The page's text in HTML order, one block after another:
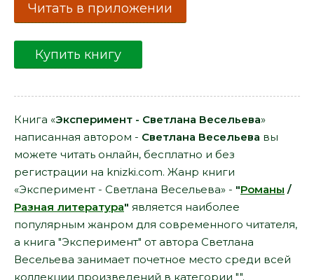
Читать в приложении
Купить книгу
Книга «Эксперимент - Светлана Весельева»
написанная автором - Светлана Весельева вы
можете читать онлайн, бесплатно и без
регистрации на knizki.com. Жанр книги
«Эксперимент - Светлана Весельева» - "Романы /
Разная литература" является наиболее
популярным жанром для современного читателя,
а книга "Эксперимент" от автора Светлана
Весельева занимает почетное место среди всей
коллекции произведений в категории "".